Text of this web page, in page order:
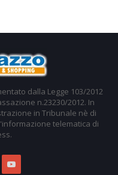
dalla Legge 103/2012
n.23230/2012. In
in Tribunale nè di
telematica di